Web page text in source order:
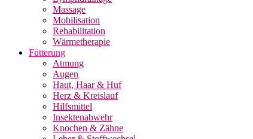
Massage
Mobilisation
Rehabilitation
Wärmetherapie
Fütterung
Atmung
Augen
Haut, Haar & Huf
Herz & Kreislauf
Hilfsmittel
Insektenabwehr
Knochen & Zähne